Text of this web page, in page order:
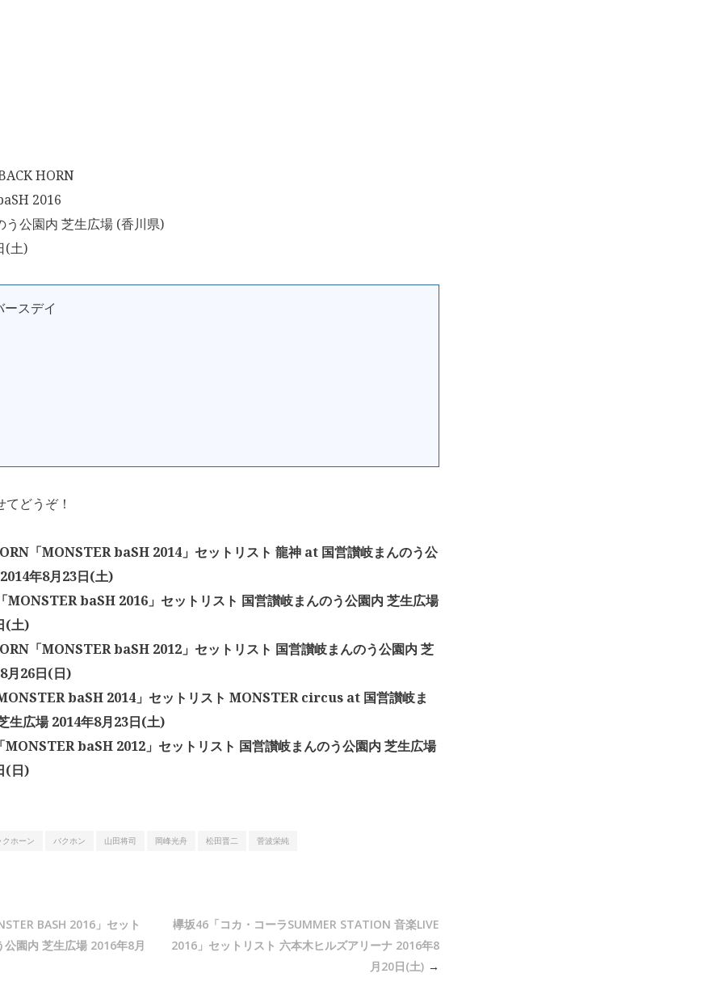
HORN
2016
う公園内 芝生広場 (香川県)
(土)
スデイ
どうぞ！
「MONSTER baSH 2014」セットリスト 龍神 at 国営讃岐まんのう公
年8月23日(土)
baSH 2016」セットリスト 国営讃岐まんのう公園内 芝生広場
(土)
「MONSTER baSH 2012」セットリスト 国営讃岐まんのう公園内 芝
月26日(日)
baSH 2014」セットリスト MONSTER circus at 国営讃岐ま
生広場 2014年8月23日(土)
baSH 2012」セットリスト 国営讃岐まんのう公園内 芝生広場
(日)
ホーン バクホン 山田将司 岡峰光舟 松田晋二 菅波栄純
BASH 2016」セット
公園内 芝生広場 2016年8月
欅坂46「コカ・コーラSUMMER STATION 音楽LIVE
2016」セットリスト 六本木ヒルズアリーナ 2016年8
月20日(土)